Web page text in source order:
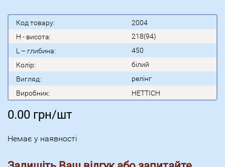
Код товару:
2004
H - висота:
218(94)
L – глибина:
450
Колір:
білий
Вигляд:
релінг
Виробник:
HETTICH
0.00 грн/шт
Немає у наявності